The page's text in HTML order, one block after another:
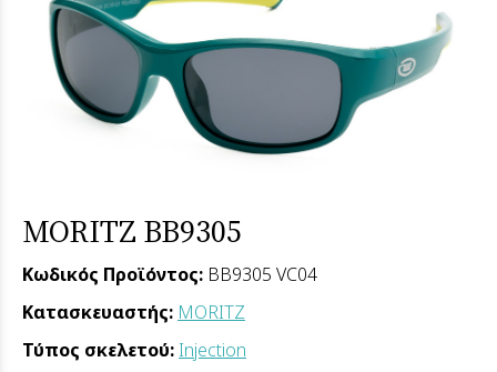
MORITZ BB9305
Κωδικός Προϊόντος: BB9305 VC04
Κατασκευαστής: MORITZ
Τύπος σκελετού:Injection